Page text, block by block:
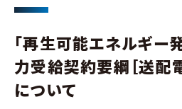
「再生可能エネルギー
力受給契約要綱［送配
について